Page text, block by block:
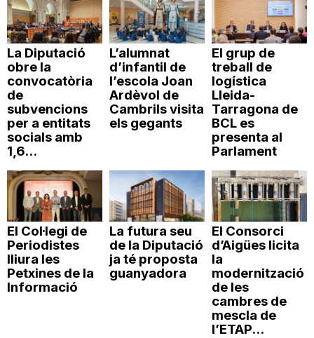
La Diputació
obre la
convocatòria
de
subvencions
per a entitats
socials amb
1,6...
L’alumnat
d’infantil de
l’escola Joan
Ardèvol de
Cambrils visita
els gegants
El grup de
treball de
logística
Lleida-
Tarragona de
BCL es
presenta al
Parlament
El Col·legi de
Periodistes
lliura les
Petxines de la
Informació
La futura seu
de la Diputació
ja té proposta
guanyadora
El Consorci
d’Aigües licita
la
modernització
de les
cambres de
mescla de
l’ETAP...